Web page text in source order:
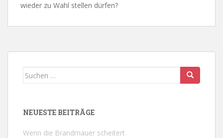
wieder zu Wahl stellen dürfen?
Suchen
NEUESTE BEITRÄGE
Wenn die Brandmauer scheitert